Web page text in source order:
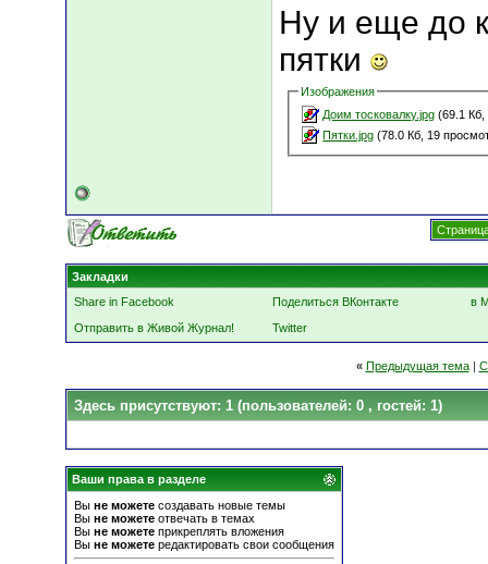
Ну и еще до
пятки
Изображения
Доим тосковалку.jpg (69.1 Кб,
Пятки.jpg (78.0 Кб, 19
Закладки
Share in Facebook
Поделиться ВКонтакте
в
Отправить в Живой Журнал!
Twitter
« Предыдущая тема|
Здесь присутствуют: 1 (пользователей: 0 , гостей: 1)
Ваши права в разделе
Вы не можете создавать новые темы
Вы не можете отвечать в темах
Вы не можете прикреплять вложения
Вы не можете редактировать свои сообщения